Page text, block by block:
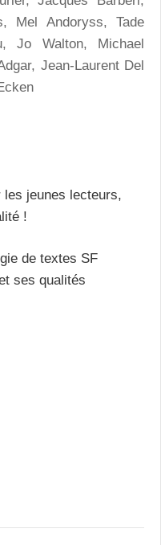
Mel Andoryss, Tade
Jo Walton, Michael
Jean-Laurent Del
les jeunes lecteurs,
!
de textes SF
ses qualités